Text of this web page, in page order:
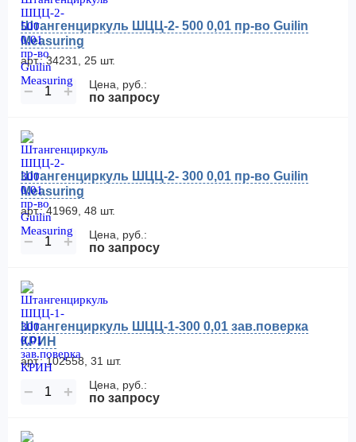
Штангенциркуль ШЦЦ-2- 500 0,01 пр-во Guilin
Measuring
арт.: 34231, 25 шт.
− + Цена, руб.:
по запросу
Штангенциркуль ШЦЦ-2- 300 0,01 пр-во Guilin
Measuring
арт.: 41969, 48 шт.
− + Цена, руб.:
по запросу
Штангенциркуль ШЦЦ-1-300 0,01 зав.поверка
КРИН
арт.: 102558, 31 шт.
− + Цена, руб.:
по запросу